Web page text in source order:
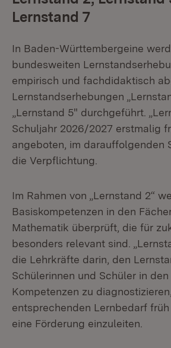
Lernstand 7
In Baden-Württembergeine
bundesweiten
empirisch und fachdidaktisch
Lernstandserhebungen
„Lernstand 5" durchgeführt.
Schuljahr 2026/2027 erstmalig
angeboten, im darauffolgenden
die Verpflichtung.
Im Rahmen von „Lernstand 2“
Basiskompetenzen in den
Mathematik überprüft, die für
besonders relevant sind.
die Lehrkräfte darin, den
Schülerinnen und Schüler in
Kompetenzen zu
entsprechenden Lernbedarf
eine Förderung einzuleiten.